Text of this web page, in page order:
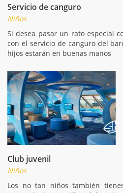
Servicio de canguro
Niños
Si desea pasar un rato especial
con el servicio de canguro del
hijos estarán en buenas manos
Club juvenil
Niños
Los no tan niños también